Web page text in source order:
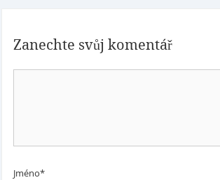
Zanechte svůj komentář
Jméno*